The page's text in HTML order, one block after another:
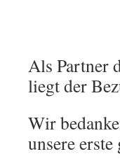
Als Partner
liegt der
Wir
unsere erste